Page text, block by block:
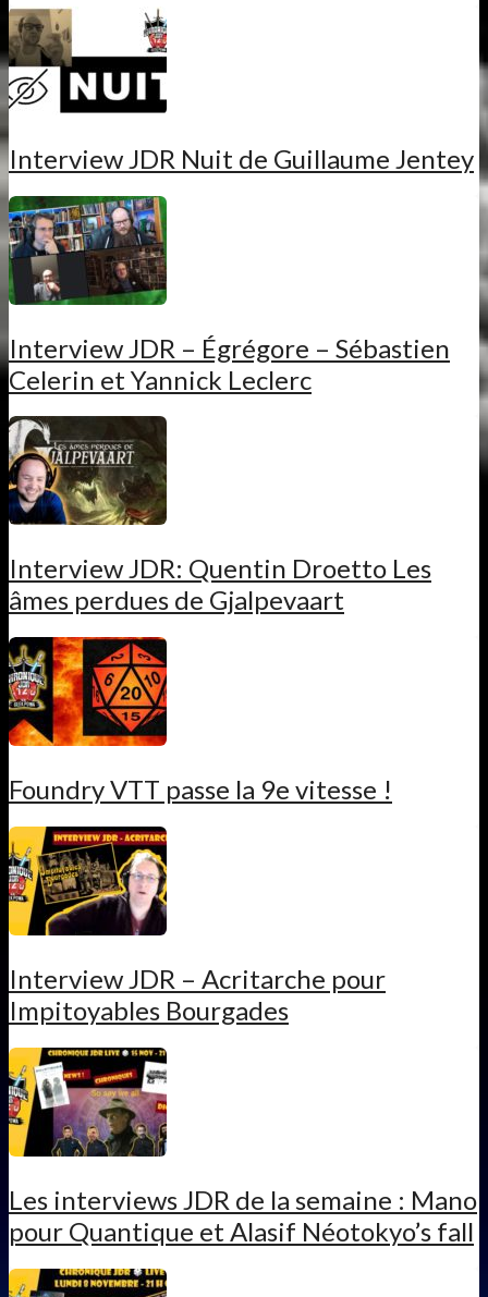
Interview JDR Nuit de Guillaume Jentey
Interview JDR – Égrégore – Sébastien
Celerin et Yannick Leclerc
Interview JDR: Quentin Droetto Les
âmes perdues de Gjalpevaart
Foundry VTT passe la 9e vitesse !
Interview JDR – Acritarche pour
Impitoyables Bourgades
Les interviews JDR de la semaine : Mano
pour Quantique et Alasif Néotokyo’s fall